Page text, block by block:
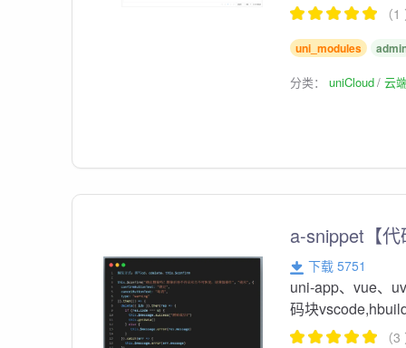
（
uni_modules
分类：uniCloud 云
a-snippet【
下载 5751
uni-app、vue、
码块
（